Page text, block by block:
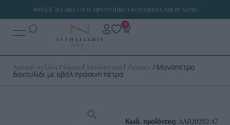
ΦΤΙΑΞΕ ΤΟ ΔΙΚΟ ΣΟΥ ΠΡΟΣΩΠΙΚΟ ΚΟΣΜΗΜΑ SHOP NOW
0
Αρχική σελίδα / Γάμος / Μονόπετρα / Ζιργκόν / Μονόπετρο
δαχτυλίδι με οβάλ πράσινη πέτρα
Κωδ. προϊόντος: ΔΑ020282-17